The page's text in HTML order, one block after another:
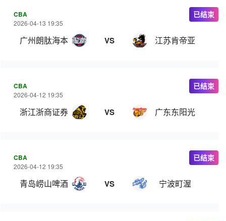
CBA
2026-04-13 19:35
广州朗肽海本 VS 江苏肯帝亚
已结束
CBA
2026-04-12 19:35
浙江浙商证券 VS 广东东阳光
已结束
CBA
2026-04-12 19:35
青岛崂山啤酒 VS 宁波町渥
已结束